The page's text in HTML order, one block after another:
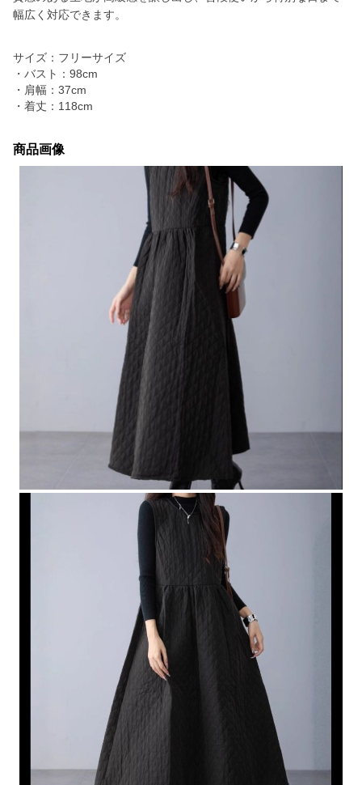
幅広く対応できます。
サイズ：フリーサイズ
・バスト：98cm
・肩幅：37cm
・着丈：118cm
商品画像